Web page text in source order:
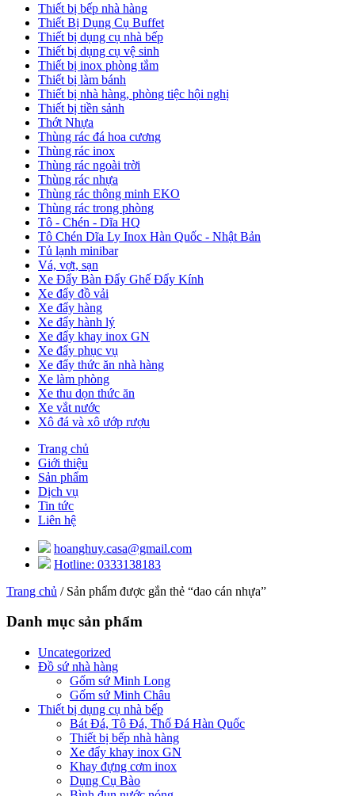
Thiết bị bếp nhà hàng
Thiết Bị Dụng Cụ Buffet
Thiết bị dụng cụ nhà bếp
Thiết bị dụng cụ vệ sinh
Thiết bị inox phòng tắm
Thiết bị làm bánh
Thiết bị nhà hàng, phòng tiệc hội nghị
Thiết bị tiền sảnh
Thớt Nhựa
Thùng rác đá hoa cương
Thùng rác inox
Thùng rác ngoài trời
Thùng rác nhựa
Thùng rác thông minh EKO
Thùng rác trong phòng
Tô - Chén - Dĩa HQ
Tô Chén Dĩa Ly Inox Hàn Quốc - Nhật Bản
Tủ lạnh minibar
Vá, vợt, sạn
Xe Đẩy Bàn Đẩy Ghế Đẩy Kính
Xe đẩy đồ vải
Xe đẩy hàng
Xe đẩy hành lý
Xe đẩy khay inox GN
Xe đẩy phục vụ
Xe đẩy thức ăn nhà hàng
Xe làm phòng
Xe thu dọn thức ăn
Xe vắt nước
Xô đá và xô ướp rượu
Trang chủ
Giới thiệu
Sản phẩm
Dịch vụ
Tin tức
Liên hệ
hoanghuy.casa@gmail.com
Hotline: 0333138183
Trang chủ / Sản phẩm được gắn thẻ “dao cán nhựa”
Danh mục sản phẩm
Uncategorized
Đồ sứ nhà hàng
Gốm sứ Minh Long
Gốm sứ Minh Châu
Thiết bị dụng cụ nhà bếp
Bát Đá, Tô Đá, Thố Đá Hàn Quốc
Thiết bị bếp nhà hàng
Xe đẩy khay inox GN
Khay đựng cơm inox
Dụng Cụ Bào